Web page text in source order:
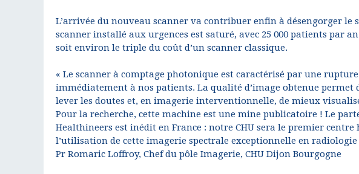
L’arrivée du nouveau scanner va contribuer enfin à désengorger le
scanner installé aux urgences est saturé, avec 25 000 patients par
soit environ le triple du coût d’un scanner classique.
« Le scanner à comptage photonique est caractérisé par une
immédiatement à nos patients. La qualité d’image obtenue
lever les doutes et, en imagerie interventionnelle, de mieux
Pour la recherche, cette machine est une mine publicatoire ! Le
Healthineers est inédit en France : notre CHU sera le premier
l’utilisation de cette imagerie spectrale exceptionnelle en
Pr Romaric Loffroy, Chef du pôle Imagerie, CHU Dijon Bourgogne